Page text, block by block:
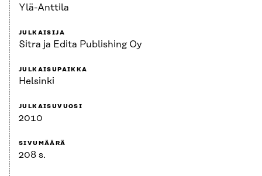
Ylä-Anttila
JULKAISIJA
Sitra ja Edita Publishing Oy
JULKAISUPAIKKA
Helsinki
JULKAISUVUOSI
2010
SIVUMÄÄRÄ
208 s.